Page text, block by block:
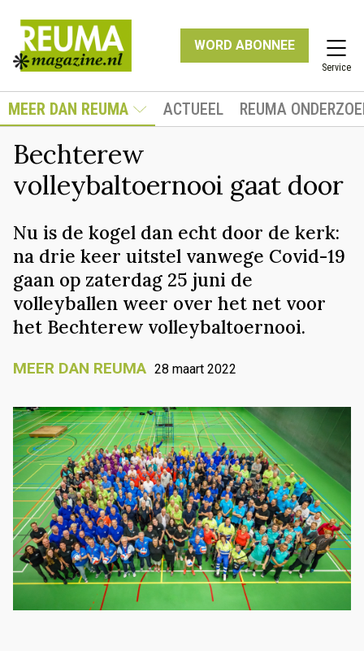
WORD ABONNEE
Service
MEER DAN REUMA ACTUEEL REUMA
Bechterew
volleybaltoernooi gaat door
Nu is de kogel dan echt door de kerk:
na drie keer uitstel vanwege Covid-19
gaan op zaterdag 25 juni de
volleyballen weer over het net voor
het Bechterew volleybaltoernooi.
MEER DAN REUMA 28 maart 2022